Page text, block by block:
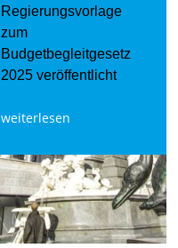
Regierungsvorlage
zum
Budgetbegleitgesetz
2025 veröffentlicht
weiterlesen